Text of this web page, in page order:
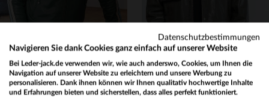
24H LE MANS
STEVE MCQUEEN
Datenschutzbestimmungen
Navigieren Sie dank Cookies ganz einfach auf unserer Website
Bei Leder-jack.de verwenden wir, wie auch anderswo, Cookies, um Ihnen die
Navigation auf unserer Website zu erleichtern und unsere Werbung zu
personalisieren. Dank ihnen können wir Ihnen qualitativ hochwertige Inhalte
und Erfahrungen bieten und sicherstellen, dass alles perfekt funktioniert.